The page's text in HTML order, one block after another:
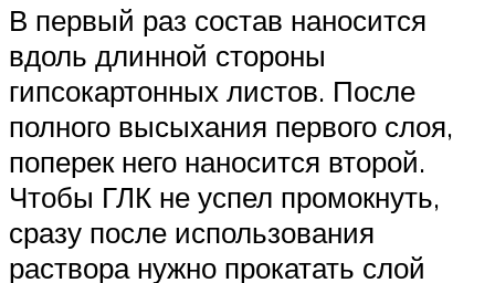
В первый раз состав наносится
вдоль длинной стороны
гипсокартонных листов. После
полного высыхания первого слоя,
поперек него наносится второй.
Чтобы ГЛК не успел промокнуть,
сразу после использования
раствора нужно прокатать слой